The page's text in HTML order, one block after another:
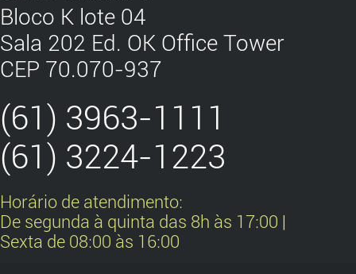
Bloco K lote 04
Sala 202 Ed. OK Office Tower
CEP 70.070-937
(61) 3963-1111
(61) 3224-1223
Horário de atendimento:
De segunda à quinta das 8h às 17:00 |
Sexta de 08:00 às 16:00